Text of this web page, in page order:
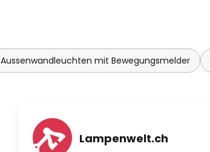
Aussenwandleuchten mit Bewegungsmelder
Lampenwelt.ch